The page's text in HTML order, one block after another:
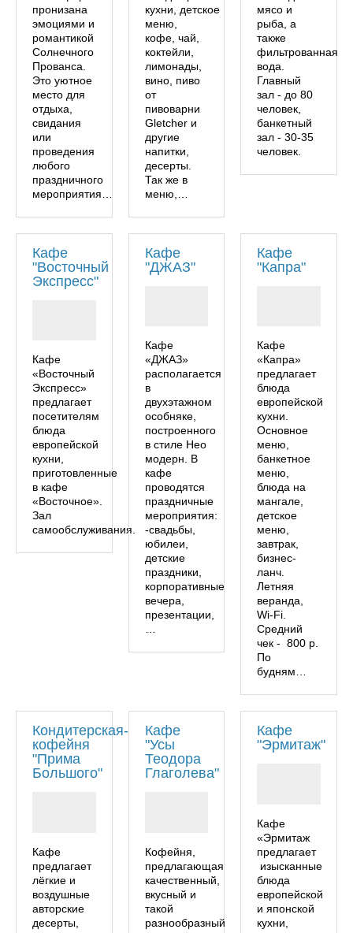
пронизана
эмоциями и
романтикой
Солнечного
Прованса.
Это уютное
место для
отдыха,
свидания
или
проведения
любого
праздничного
мероприятия…
кухни, детское
меню,
кофе, чай,
коктейли,
лимонады,
вино, пиво
от
пивоварни
Gletcher и
другие
напитки,
десерты.
Так же в
меню,…
мясо и
рыба, а
также
фильтрованная
вода.
Главный
зал - до 80
человек,
банкетный
зал - 30-35
человек.
Кафе
"Восточный
Экспресс"
Кафе
«Восточный
Экспресс»
предлагает
посетителям
блюда
европейской
кухни,
приготовленные
в кафе
«Восточное».
Зал
самообслуживания.
Кафе
"ДЖАЗ"
Кафе
«ДЖАЗ»
располагается
в
двухэтажном
особняке,
построенного
в стиле Нео
модерн. В
кафе
проводятся
праздничные
мероприятия:
-свадьбы,
юбилеи,
детские
праздники,
корпоративные
вечера,
презентации,
Кафе
"Капра"
Кафе
«Капра»
предлагает
блюда
европейской
кухни.
Основное
меню,
банкетное
меню,
блюда на
мангале,
детское
меню,
завтрак,
бизнес-
ланч.
Летняя
веранда,
Wi-Fi.
Средний
чек - 800 р.
По
будням…
Кондитерская-
кофейня
"Прима
Большого"
Кафе
предлагает
лёгкие и
воздушные
авторские
десерты,
Кафе
"Усы
Теодора
Глаголева"
Кофейня,
предлагающая
качественный,
вкусный и
такой
разнообразный
Кафе
"Эрмитаж"
Кафе
«Эрмитаж
предлагает
изысканные
блюда
европейской
и японской
кухни,